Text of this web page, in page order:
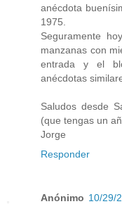
anécdota
1975.
Seguramente
manzanas con
entrada y el
anécdotas
Saludos desde
(que tengas un
Jorge
Responder
Anónimo 10/29/